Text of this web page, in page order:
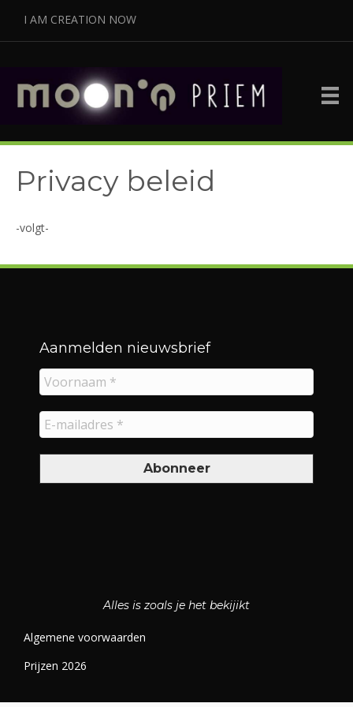
I AM CREATION NOW
Privacy beleid
-volgt-
Aanmelden nieuwsbrief
Alles is zoals je het bekijikt
Algemene voorwaarden
Prijzen 2026